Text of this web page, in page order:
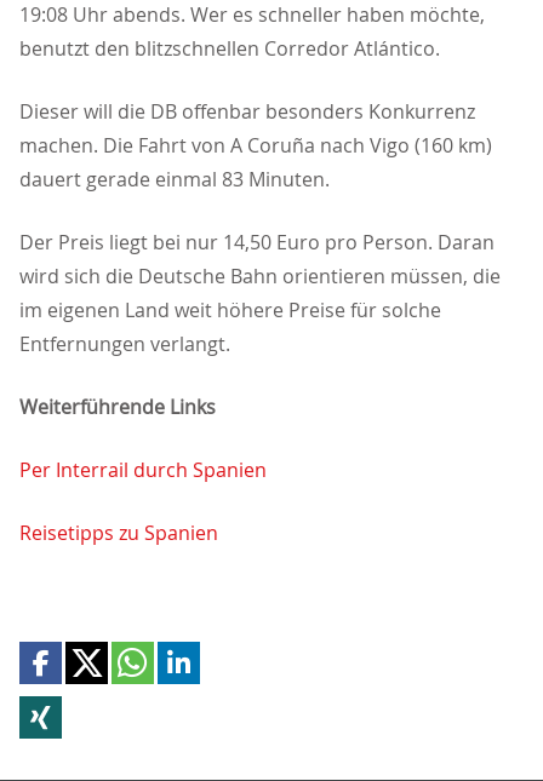
19:08 Uhr abends. Wer es schneller haben möchte,
benutzt den blitzschnellen Corredor Atlántico.
Dieser will die DB offenbar besonders Konkurrenz
machen. Die Fahrt von A Coruña nach Vigo (160 km)
dauert gerade einmal 83 Minuten.
Der Preis liegt bei nur 14,50 Euro pro Person. Daran
wird sich die Deutsche Bahn orientieren müssen, die
im eigenen Land weit höhere Preise für solche
Entfernungen verlangt.
Weiterführende Links
Per Interrail durch Spanien
Reisetipps zu Spanien